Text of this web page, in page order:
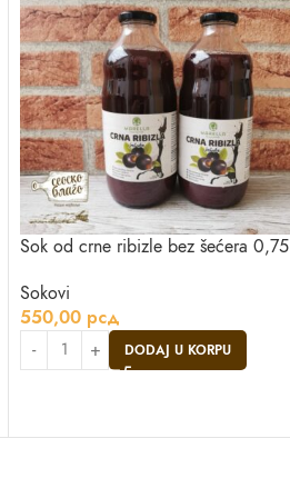
Sok od crne ribizle bez šećera 0,75
Sokovi
550,00 рсд
DODAJ U KORPU